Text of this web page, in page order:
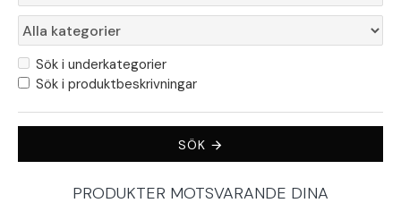
Sök i underkategorier
Sök i produktbeskrivningar
SÖK
PRODUKTER MOTSVARANDE DINA